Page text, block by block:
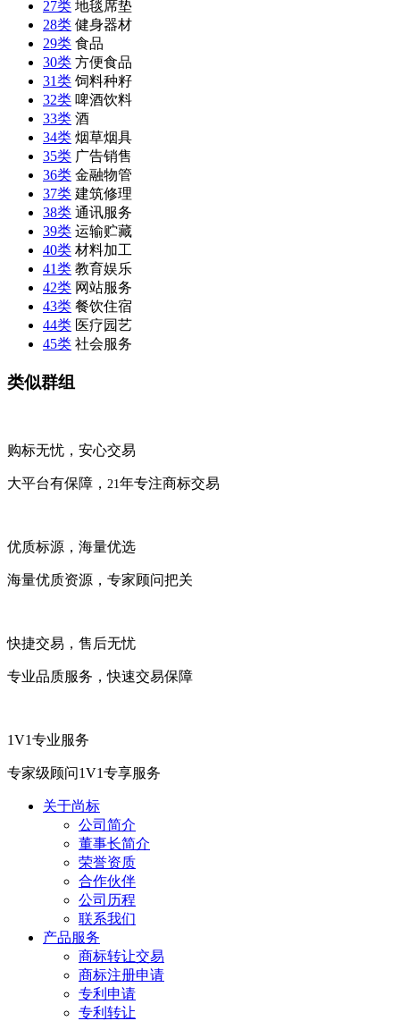
27类 地毯席垫
28类 健身器材
29类 食品
30类 方便食品
31类 饲料种籽
32类 啤酒饮料
33类 酒
34类 烟草烟具
35类 广告销售
36类 金融物管
37类 建筑修理
38类 通讯服务
39类 运输贮藏
40类 材料加工
41类 教育娱乐
42类 网站服务
43类 餐饮住宿
44类 医疗园艺
45类 社会服务
类似群组
购标无忧，安心交易
大平台有保障， 21年专注商标交易
优质标源，海量优选
海量优质资源，专家顾问把关
快捷交易，售后无忧
专业品质服务，快速交易保障
1V1专业服务
专家级顾问1V1专享服务
关于尚标
公司简介
董事长简介
荣誉资质
合作伙伴
公司历程
联系我们
产品服务
商标转让交易
商标注册申请
专利申请
专利转让